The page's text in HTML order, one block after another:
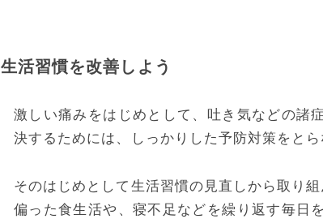
生活習慣を改善しよう
激しい痛みをはじめとして、吐き気などの諸
決するためには、しっかりした予防対策をとら
そのはじめとして生活習慣の見直しから取り組
偏った食生活や、寝不足などを繰り返す毎日